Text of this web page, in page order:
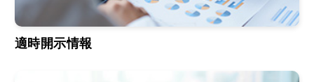
適時開示情報